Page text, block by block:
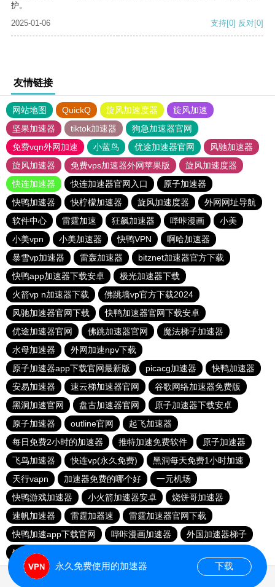
护。
2025-01-06
支持[0] 反对[0]
友情链接
网站地图 QuickQ 旋风加速度器
旋风加速
坚果加速器
tiktok加速器
狗急加速器官网
免费vqn外网加速
小蓝鸟 优途加速器官网
风驰加速器
旋风加速器
免费vps加速器外网苹果版
旋风加速度器
快连加速器
快连加速器官网入口
原子加速器
快鸭加速器
快柠檬加速器 旋风加速度器
外网网址导航
软件中心
雷霆加速 狂飙加速器 哔咔漫画
小美
小美vpn
小美加速器 快鸭VPN
啊哈加速器
暴雪vp加速器
雷轰加速器
bitznet加速器官方下载
快鸭app加速器下载安卓
极光加速器下载
火箭vp n加速器下载
佛跳墙vp官方下载2024
风驰加速器官网下载
快鸭加速器官网下载安卓
优途加速器官网
佛跳加速器官网
魔法梯子加速器
水母加速器
外网加速npv下载
原子加速器app下载官网最新版
picacg加速器
快鸭加速器
安易加速器
速云梯加速器官网
谷歌网络加速器免费版
黑洞加速官网
盘古加速器官网
原子加速器下载安卓
原子加速器
outline官网
起飞加速器
每日免费2小时的加速器
推特加速免费软件
原子加速器
飞鸟加速器
快连vp(永久免费)
黑洞每天免费1小时加速
天行vapn
加速器免费的哪个好
一元机场
快鸭游戏加速器
小火箭加速器安卓
烧饼哥加速器
速帆加速器
雷霆加器速
雷霆加速器官网下载
快鸭加速app下载官网
哔咔漫画加速器
外国加速器梯子
银河加速器
永久免费使用的加速器 下载